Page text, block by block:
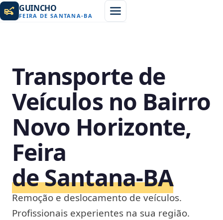
GUINCHO
FEIRA DE SANTANA-BA
Transporte de
Veículos no Bairro
Novo Horizonte,
Feira
de Santana‑BA
Remoção e deslocamento de veículos.
Profissionais experientes na sua região.